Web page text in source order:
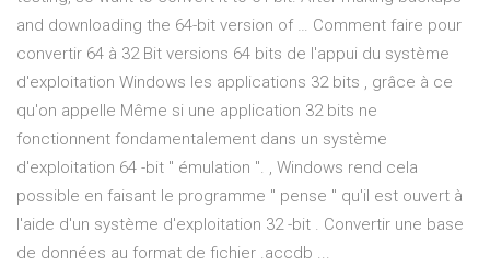
and downloading the 64-bit version of … Comment faire pour
convertir 64 à 32 Bit versions 64 bits de l'appui du système
d'exploitation Windows les applications 32 bits , grâce à ce
qu'on appelle Même si une application 32 bits ne
fonctionnent fondamentalement dans un système
d'exploitation 64 -bit " émulation ". , Windows rend cela
possible en faisant le programme " pense " qu'il est ouvert à
l'aide d'un système d'exploitation 32 -bit . Convertir une base
de données au format de fichier .accdb ...